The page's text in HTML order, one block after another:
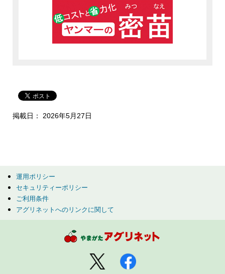
掲載日： 2026年5月27日
運用ポリシー
セキュリティーポリシー
ご利用条件
アグリネットへのリンクに関して